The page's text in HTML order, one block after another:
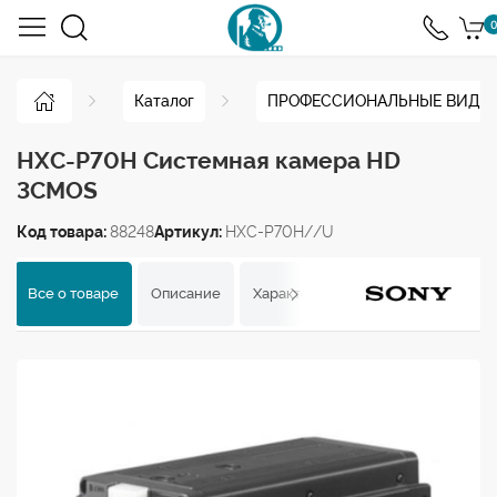
0
Каталог ПРОФЕССИОНАЛЬНЫЕ
HXC-P70H Системная камера HD
3CMOS
Код товара:88248Артикул: HXC-P70H//U
Все о товаре Описание Характеристики Отзывы